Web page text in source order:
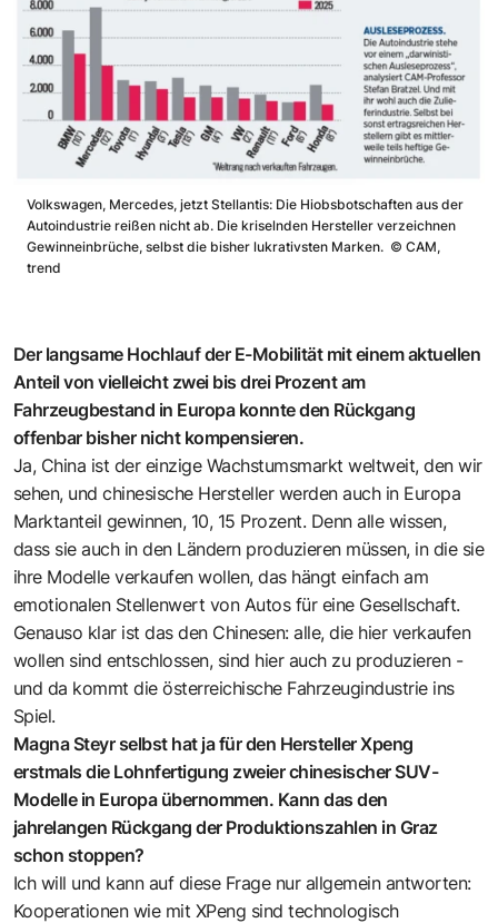
Volkswagen, Mercedes, jetzt Stellantis: Die Hiobsbotschaften aus der
Autoindustrie reißen nicht ab. Die kriselnden Hersteller verzeichnen
Gewinneinbrüche, selbst die bisher lukrativsten Marken. © CAM,
trend
Der langsame Hochlauf der E-Mobilität mit einem aktuellen
Anteil von vielleicht zwei bis drei Prozent am
Fahrzeugbestand in Europa konnte den Rückgang
offenbar bisher nicht kompensieren.
Ja, China ist der einzige Wachstumsmarkt weltweit, den wir
sehen, und chinesische Hersteller werden auch in Europa
Marktanteil gewinnen, 10, 15 Prozent. Denn alle wissen,
dass sie auch in den Ländern produzieren müssen, in die sie
ihre Modelle verkaufen wollen, das hängt einfach am
emotionalen Stellenwert von Autos für eine Gesellschaft.
Genauso klar ist das den Chinesen: alle, die hier verkaufen
wollen sind entschlossen, sind hier auch zu produzieren -
und da kommt die österreichische Fahrzeugindustrie ins
Spiel.
Magna Steyr selbst hat ja für den Hersteller Xpeng
erstmals die Lohnfertigung zweier chinesischer SUV-
Modelle in Europa übernommen. Kann das den
jahrelangen Rückgang der Produktionszahlen in Graz
schon stoppen?
Ich will und kann auf diese Frage nur allgemein antworten:
Kooperationen wie mit XPeng sind technologisch